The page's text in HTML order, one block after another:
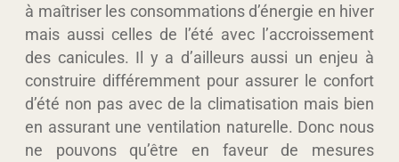
à maîtriser les consommations d’énergie en hiver
mais aussi celles de l’été avec l’accroissement
des canicules. Il y a d’ailleurs aussi un enjeu à
construire différemment pour assurer le confort
d’été non pas avec de la climatisation mais bien
en assurant une ventilation naturelle. Donc nous
ne pouvons qu’être en faveur de mesures